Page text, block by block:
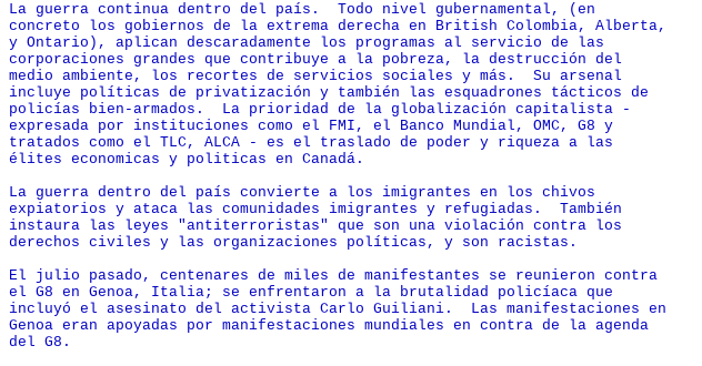
La guerra continua dentro del país.  Todo nivel gubernamental, (en
concreto los gobiernos de la extrema derecha en British Colombia, Alberta,
y Ontario), aplican descaradamente los programas al servicio de las
corporaciones grandes que contribuye a la pobreza, la destrucción del
medio ambiente, los recortes de servicios sociales y más.  Su arsenal
incluye políticas de privatización y también las esquadrones tácticos de
policías bien-armados.  La prioridad de la globalización capitalista -
expresada por instituciones como el FMI, el Banco Mundial, OMC, G8 y
tratados como el TLC, ALCA - es el traslado de poder y riqueza a las
élites economicas y politicas en Canadá.
La guerra dentro del país convierte a los imigrantes en los chivos
expiatorios y ataca las comunidades imigrantes y refugiadas.  También
instaura las leyes "antiterroristas" que son una violación contra los
derechos civiles y las organizaciones políticas, y son racistas.
El julio pasado, centenares de miles de manifestantes se reunieron contra
el G8 en Genoa, Italia; se enfrentaron a la brutalidad policíaca que
incluyó el asesinato del activista Carlo Guiliani.  Las manifestaciones en
Genoa eran apoyadas por manifestaciones mundiales en contra de la agenda
del G8.